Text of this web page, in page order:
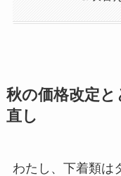
秋の価格改定
直し
わたし、下着類は